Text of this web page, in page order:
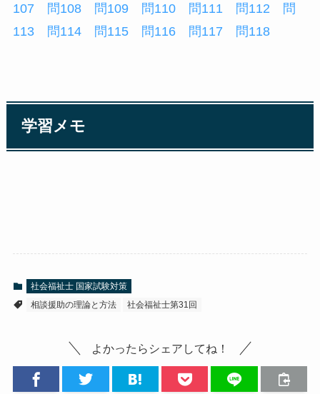
107
問108 問109 問110 問111 問112
問
113
問114 問115 問116 問117 問118
学習メモ
社会福祉士 国家試験対策
相談援助の理論と方法
社会福祉士第31回
よかったらシェアしてね！